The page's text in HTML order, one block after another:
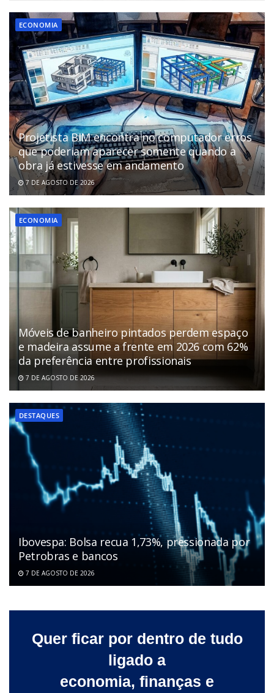
ECONOMIA
Projetista BIM encontra no computador erros
que poderiam aparecer somente quando a
obra já estivesse em andamento
7 DE AGOSTO DE 2026
ECONOMIA
Móveis de banheiro pintados perdem espaço
e madeira assume a frente em 2026 com 62%
da preferência entre profissionais
7 DE AGOSTO DE 2026
DESTAQUES
Ibovespa: Bolsa recua 1,73%, pressionada por
Petrobras e bancos
7 DE AGOSTO DE 2026
Quer ficar por dentro de tudo
ligado a
economia, finanças e